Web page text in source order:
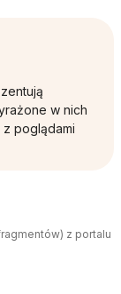
w nich
poglądami
z portalu